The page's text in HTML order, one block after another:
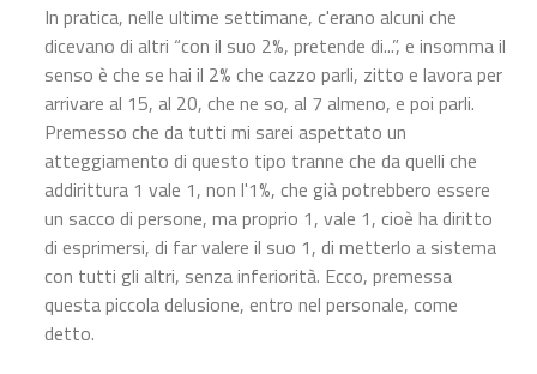
In pratica, nelle ultime settimane, c'erano alcuni che
dicevano di altri “con il suo 2%, pretende di...”, e insomma il
senso è che se hai il 2% che cazzo parli, zitto e lavora per
arrivare al 15, al 20, che ne so, al 7 almeno, e poi parli.
Premesso che da tutti mi sarei aspettato un
atteggiamento di questo tipo tranne che da quelli che
addirittura 1 vale 1, non l'1%, che già potrebbero essere
un sacco di persone, ma proprio 1, vale 1, cioè ha diritto
di esprimersi, di far valere il suo 1, di metterlo a sistema
con tutti gli altri, senza inferiorità. Ecco, premessa
questa piccola delusione, entro nel personale, come
detto.